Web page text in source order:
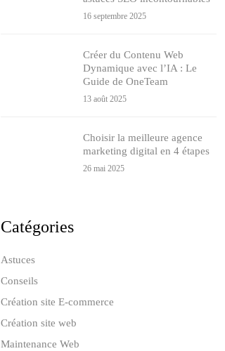
16 septembre 2025
Créer du Contenu Web
Dynamique avec l’IA : Le
Guide de OneTeam
13 août 2025
Choisir la meilleure agence
marketing digital en 4 étapes
26 mai 2025
Catégories
Astuces
Conseils
Création site E-commerce
Création site web
Maintenance Web